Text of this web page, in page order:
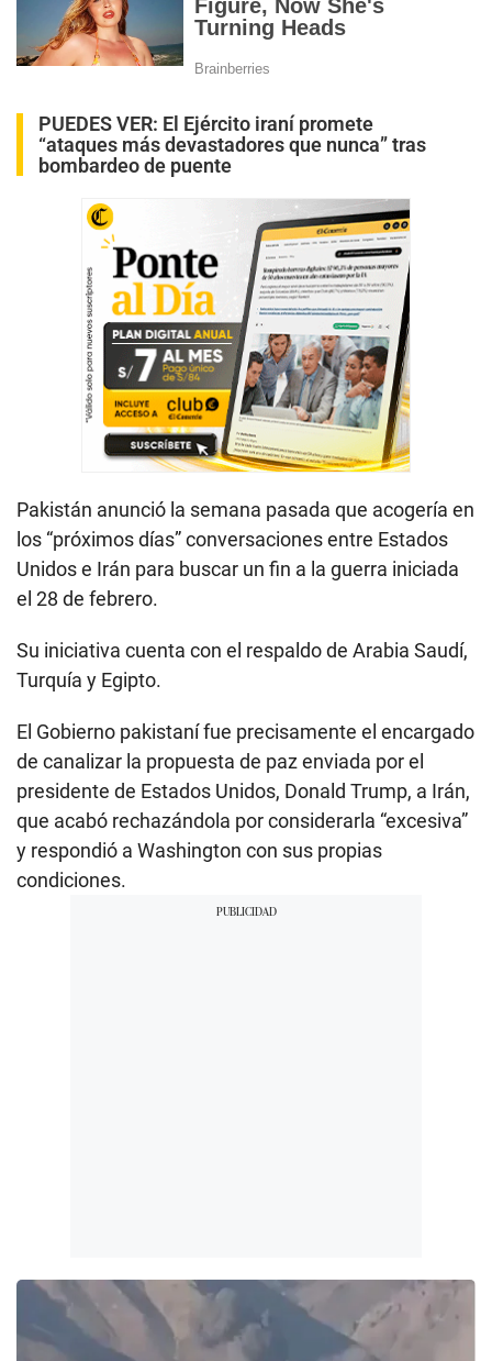
PUEDES VER: El Ejército iraní promete
“ataques más devastadores que nunca” tras
bombardeo de puente
Pakistán anunció la semana pasada que acogería en
los “próximos días” conversaciones entre Estados
Unidos e Irán para buscar un fin a la guerra iniciada
el 28 de febrero.
Su iniciativa cuenta con el respaldo de Arabia Saudí,
Turquía y Egipto.
El Gobierno pakistaní fue precisamente el encargado
de canalizar la propuesta de paz enviada por el
presidente de Estados Unidos, Donald Trump, a Irán,
que acabó rechazándola por considerarla “excesiva”
y respondió a Washington con sus propias
condiciones.